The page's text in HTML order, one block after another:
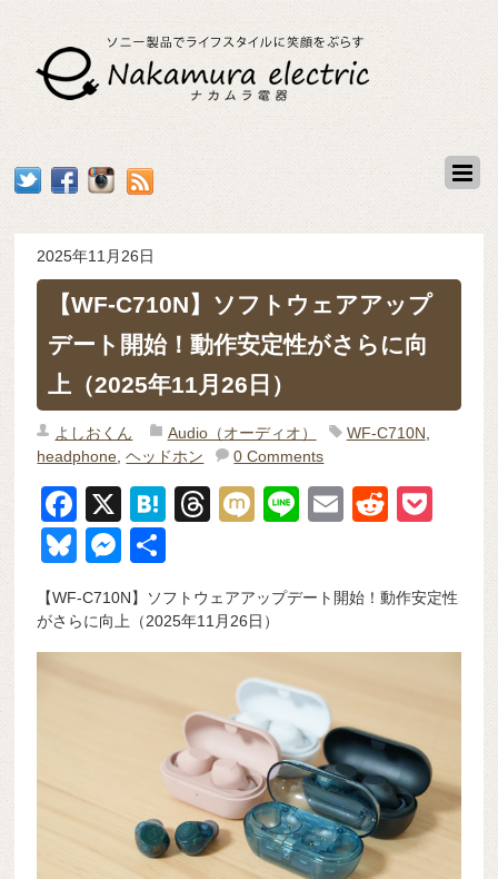
2025年11月26日
【WF-C710N】ソフトウェアアップ
デート開始！動作安定性がさらに向
上（2025年11月26日）
よしおくん Audio（オーディオ） WF-C710N
headphone ,ヘッドホン 0 Comments
F
a
c
e
b
X
H
n
a
T
a
d
M
Li
E
R
di
t
et
Bl
e
sk
M
e
ss
e
有
【WF-C710N】ソフトウェアアップデート開始！動作安定性
がさらに向上（2025年11月26日）